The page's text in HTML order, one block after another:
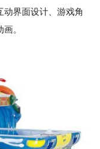
动界面设计、游戏角
。